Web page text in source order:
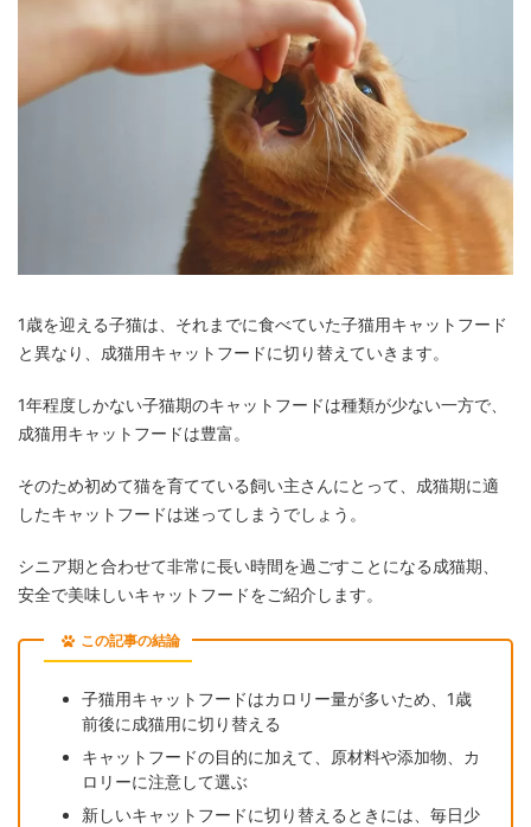
1歳を迎える子猫は、それまでに食べていた子猫用キャットフード
と異なり、成猫用キャットフードに切り替えていきます。
1年程度しかない子猫期のキャットフードは種類が少ない一方で、
成猫用キャットフードは豊富。
そのため初めて猫を育てている飼い主さんにとって、成猫期に適
したキャットフードは迷ってしまうでしょう。
シニア期と合わせて非常に長い時間を過ごすことになる成猫期、
安全で美味しいキャットフードをご紹介します。
この記事の結論
子猫用キャットフードはカロリー量が多いため、1歳
前後に成猫用に切り替える
キャットフードの目的に加えて、原材料や添加物、カ
ロリーに注意して選ぶ
新しいキャットフードに切り替えるときには、毎日少